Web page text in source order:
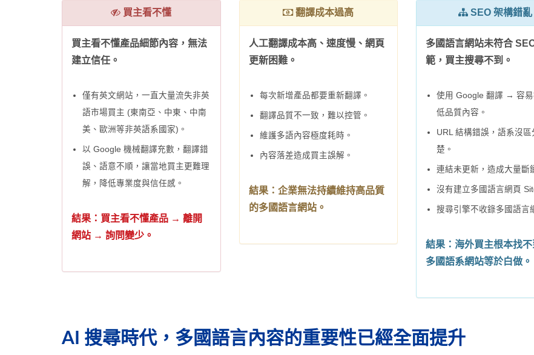
買主看不懂
買主看不懂產品細節內容，無法
建立信任。
僅有英文網站，一直大量流失非英
語市場買主 (東南亞、中東、中南
美、歐洲等非英語系國家)。
以 Google 機械翻譯充數，翻譯錯
誤、語意不順，讓當地買主更難理
解，降低專業度與信任感。
結果：買主看不懂產品 → 離開
網站 → 詢問變少。
翻譯成本過高
人工翻譯成本高、速度慢、網頁
更新困難。
每次新增產品都要重新翻譯。
翻譯品質不一致，難以控管。
維護多語內容極度耗時。
內容落差造成買主誤解。
結果：企業無法持續維持高品質
的多國語言網站。
SEO 架構錯亂
多國語言網站未符合
範，買主搜尋不到。
使用 Google 翻譯 → 容易
低品質內容。
URL 結構錯誤，語系沒區
楚。
連結未更新，造成大量斷
沒有建立多國語言網頁
搜尋引擎不收錄多國語言
結果：海外買主根本找不
多國語系網站等於白做。
AI 搜尋時代，多國語言內容的重要性已經全面提升